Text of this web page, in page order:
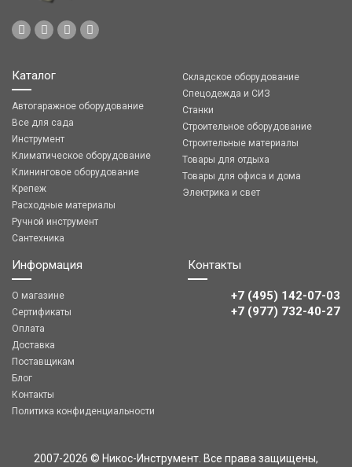
Каталог
Автогаражное оборудование
Все для сада
Инструмент
Климатическое оборудование
Клининговое оборудование
Крепеж
Расходные материалы
Ручной инструмент
Сантехника
Складское оборудование
Спецодежда и СИЗ
Станки
Строительное оборудование
Строительные материалы
Товары для отдыха
Товары для офиса и дома
Электрика и свет
Информация
О магазине
Сертификаты
Оплата
Доставка
Поставщикам
Блог
Контакты
Политика конфиденциальности
Контакты
+7 (495) 142-07-03
‎‎+7 (977) 732-40-27
2007-2026 © Никос-Инструмент. Все права защищены,